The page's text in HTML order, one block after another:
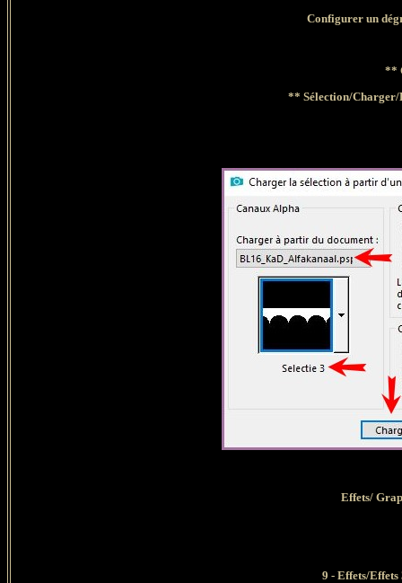
Configurer un
**
** Sélection/
Effets/
9 - Effets/